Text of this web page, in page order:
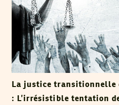
La justice transitionnelle
: L’irrésistible tentation